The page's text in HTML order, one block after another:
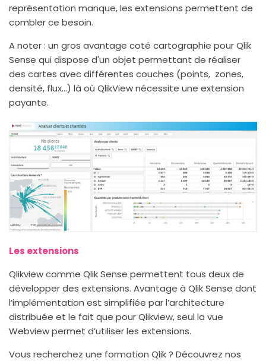
représentation manque, les extensions permettent de
combler ce besoin.
A noter : un gros avantage coté cartographie pour Qlik
Sense qui dispose d'un objet permettant de réaliser
des cartes avec différentes couches (points, zones,
densité, flux...) là où QlikView nécessite une extension
payante.
Les extensions
Qlikview comme Qlik Sense permettent tous deux de
développer des extensions. Avantage à Qlik Sense dont
l’implémentation est simplifiée par l’architecture
distribuée et le fait que pour Qlikview, seul la vue
Webview permet d’utiliser les extensions.
Vous recherchez une formation Qlik ? Découvrez nos